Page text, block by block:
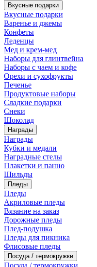
Вкусные подарки
Вкусные подарки
Варенье и джемы
Конфеты
Леденцы
Мед и крем-мед
Наборы для глинтвейна
Наборы с чаем и кофе
Орехи и сухофрукты
Печенье
Продуктовые наборы
Сладкие подарки
Снеки
Шоколад
Награды
Награды
Кубки и медали
Наградные стелы
Плакетки и панно
Шильды
Пледы
Пледы
Акриловые пледы
Вязание на заказ
Дорожные пледы
Плед-подушка
Пледы для пикника
Флисовые пледы
Посуда / термокружки
Посуда / термокружки